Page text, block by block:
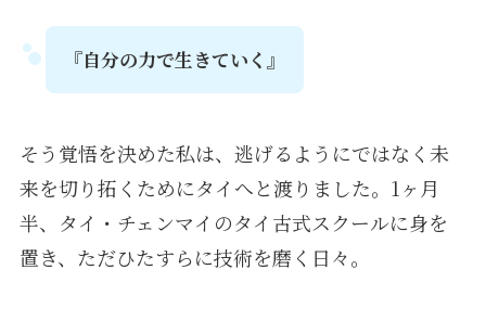
『自分の力で生きていく』
そう覚悟を決めた私は、逃げるようにではなく未
来を切り拓くためにタイへと渡りました。1ヶ月
半、タイ・チェンマイのタイ古式スクールに身を
置き、ただひたすらに技術を磨く日々。